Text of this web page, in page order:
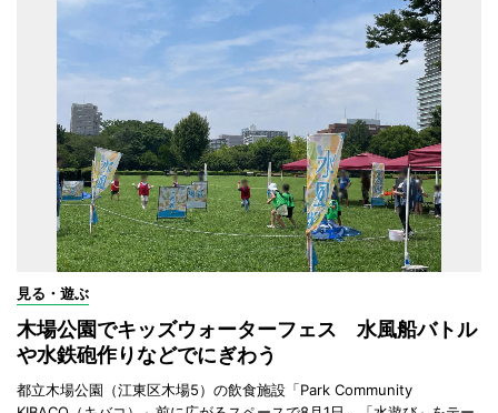
見る・遊ぶ
木場公園でキッズウォーターフェス 水風船バトル
や水鉄砲作りなどでにぎわう
都立木場公園（江東区木場5）の飲食施設「Park Community